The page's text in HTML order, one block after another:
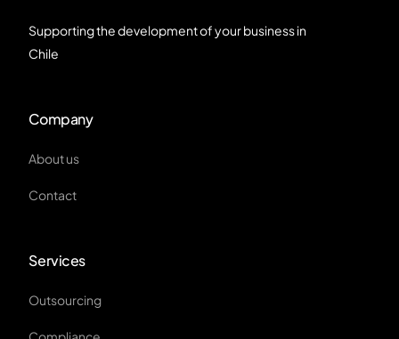
Supporting the development of your business in
Chile
Company
About us
Contact
Services
Outsourcing